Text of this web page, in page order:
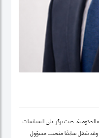
الحكومية، حيث يركّز على السياسات
وقد شغل سابقًا منصب مسؤول